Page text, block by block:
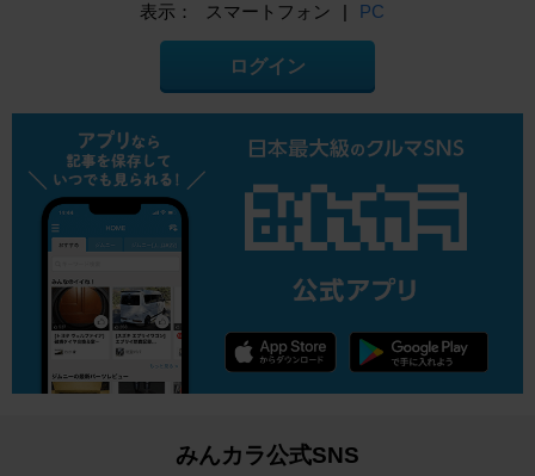
表示： スマートフォン | PC
ログイン
みんカラ公式SNS